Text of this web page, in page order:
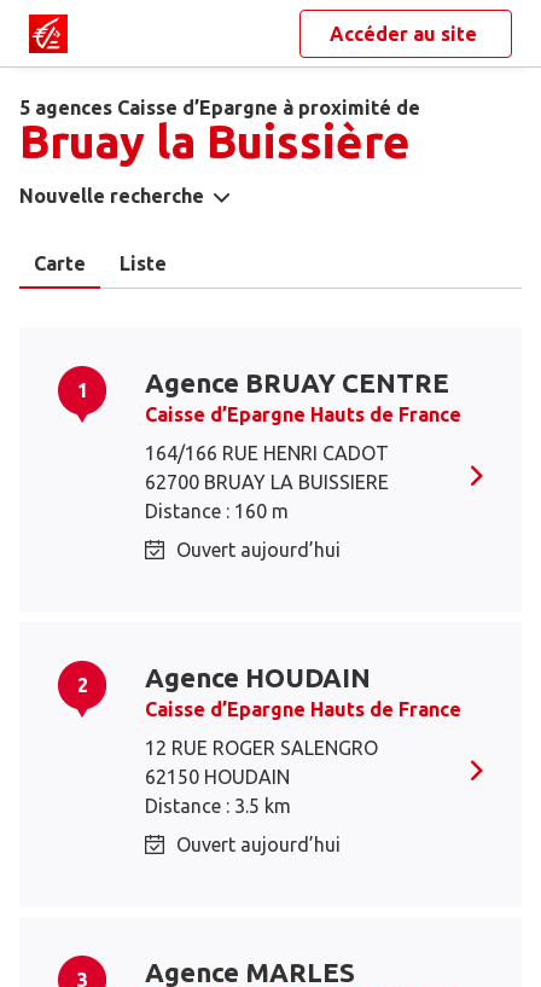
Accéder au site
5 agences Caisse d’Epargne à proximité de
Bruay la Buissière
Nouvelle recherche
Carte Liste
1 Agence BRUAY CENTRE
Caisse d’Epargne Hauts de France
164/166 RUE HENRI CADOT
62700 BRUAY LA BUISSIERE
Distance : 160 m
Ouvert aujourd’hui
2 Agence HOUDAIN
Caisse d’Epargne Hauts de France
12 RUE ROGER SALENGRO
62150 HOUDAIN
Distance : 3.5 km
Ouvert aujourd’hui
3 Agence MARLES